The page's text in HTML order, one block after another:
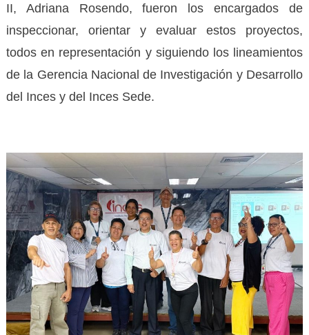
II, Adriana Rosendo, fueron los encargados de
inspeccionar, orientar y evaluar estos proyectos,
todos en representación y siguiendo los lineamientos
de la Gerencia Nacional de Investigación y Desarrollo
del Inces y del Inces Sede.